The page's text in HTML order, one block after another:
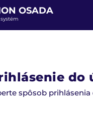
OSADA
do
spôsob